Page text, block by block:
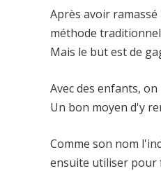
Après avoir
méthode
Mais le but est de
Avec des enfants,
Un bon moyen d'y
Comme son nom
ensuite utiliser pour